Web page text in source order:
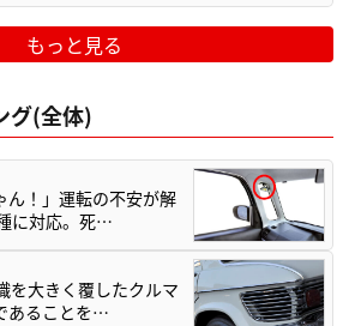
もっと見る
グ(全体)
ん！」運転の不安が解
に対応。死…
を大きく覆したクルマ
あることを…